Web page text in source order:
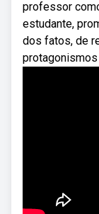
professor
estudante,
dos fatos, de